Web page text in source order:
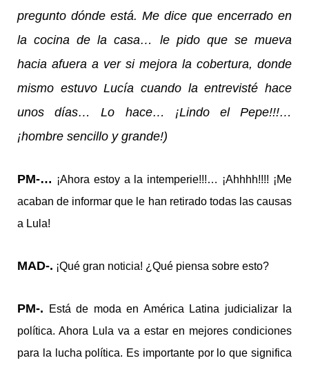
pregunto dónde está. Me dice que encerrado en
la cocina de la casa… le pido que se mueva
hacia afuera a ver si mejora la cobertura, donde
mismo estuvo Lucía cuando la entrevisté hace
unos días… Lo hace… ¡Lindo el Pepe!!!…
¡hombre sencillo y grande!)
PM-… ¡Ahora estoy a la intemperie!!!… ¡Ahhhh!!!! ¡Me
acaban de informar que le han retirado todas las causas
a Lula!
MAD-. ¡Qué gran noticia! ¿Qué piensa sobre esto?
PM-. Está de moda en América Latina judicializar la
política. Ahora Lula va a estar en mejores condiciones
para la lucha política. Es importante por lo que significa